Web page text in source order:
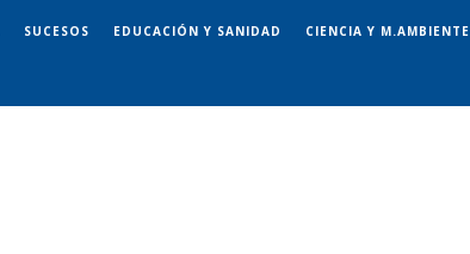
SUCESOS EDUCACIÓN Y SANIDAD CIENCIA Y M.AMBIENTE